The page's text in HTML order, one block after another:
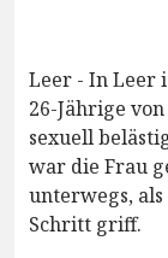
Leer - In Leer
26-Jährige
sexuell
war die Frau
unterwegs,
Schritt griff.